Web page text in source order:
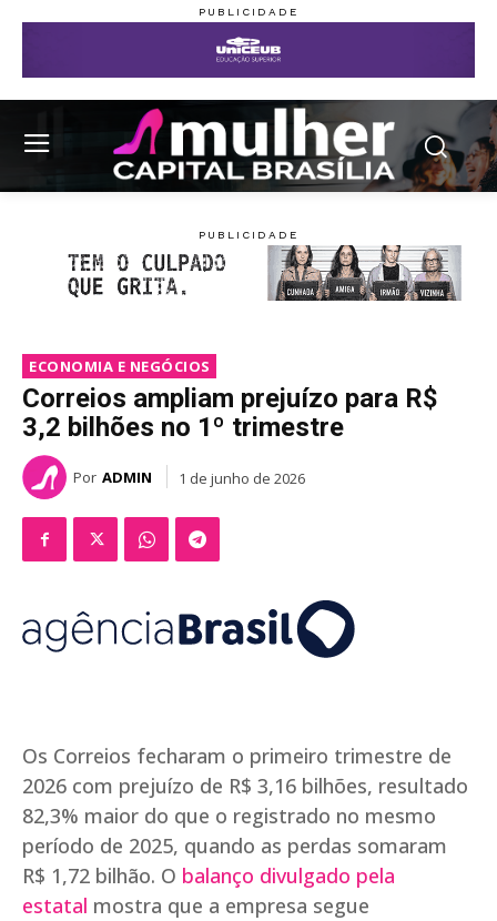
ECONOMIA E NEGÓCIOS
Correios ampliam prejuízo para R$
3,2 bilhões no 1º trimestre
Por ADMIN 1 de junho de 2026
Os Correios fecharam o primeiro trimestre de
2026 com prejuízo de R$ 3,16 bilhões, resultado
82,3% maior do que o registrado no mesmo
período de 2025, quando as perdas somaram
R$ 1,72 bilhão. O balanço divulgado pela
estatal mostra que a empresa segue